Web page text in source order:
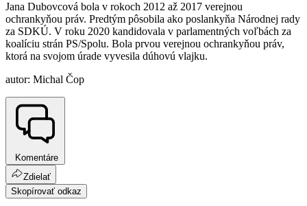
Jana Dubovcová bola v rokoch 2012 až 2017 verejnou
ochrankyňou práv. Predtým pôsobila ako poslankyňa Národnej rady
za SDKÚ. V roku 2020 kandidovala v parlamentných voľbách za
koalíciu strán PS/Spolu. Bola prvou verejnou ochrankyňou práv,
ktorá na svojom úrade vyvesila dúhovú vlajku.
autor: Michal Čop
Komentáre
Zdielať
Skopírovať odkaz